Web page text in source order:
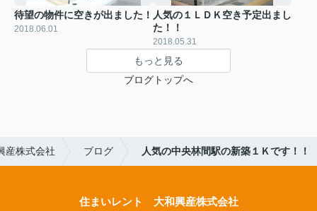
待望の物件に空きが出ました！
2018.06.01
人気の１ＬＤＫ空き予定出まし
た！！
2018.05.31
もっと見る
ブログトップへ
産株式会社 ブログ 人気の中央林間駅の新築１Ｋです！！
住まいレント 大和興産株式会社